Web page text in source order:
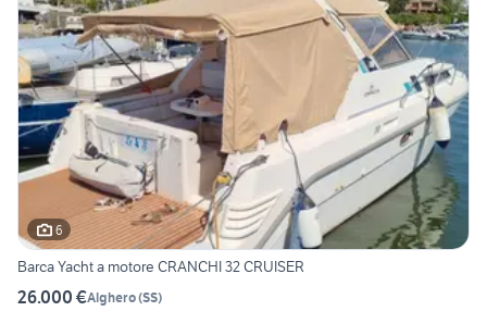
6
Barca Yacht a motore CRANCHI 32 CRUISER
26.000 €Alghero(SS)